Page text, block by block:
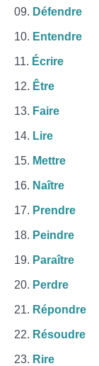
Défendre
Entendre
Écrire
Être
Faire
Lire
Mettre
Naître
Prendre
Peindre
Paraître
Perdre
Répondre
Résoudre
Rire